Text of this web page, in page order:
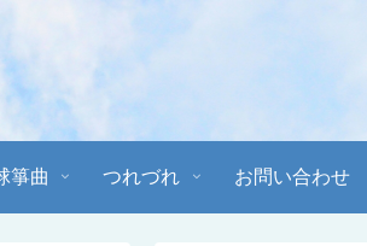
箏曲 つれづれ お問い合わせ